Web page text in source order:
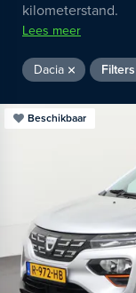
kilometerstand.
Lees meer
Dacia
Beschikbaar